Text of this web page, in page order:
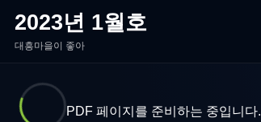
2023년 1월호
대흥마을이 좋아
PDF 페이지를 준비하는 중입니다.